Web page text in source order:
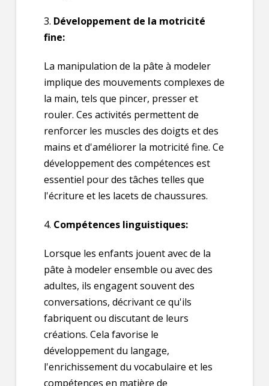
3. Développement de la motricité
fine:
La manipulation de la pâte à modeler
implique des mouvements complexes de
la main, tels que pincer, presser et
rouler. Ces activités permettent de
renforcer les muscles des doigts et des
mains et d'améliorer la motricité fine. Ce
développement des compétences est
essentiel pour des tâches telles que
l'écriture et les lacets de chaussures.
4. Compétences linguistiques:
Lorsque les enfants jouent avec de la
pâte à modeler ensemble ou avec des
adultes, ils engagent souvent des
conversations, décrivant ce qu'ils
fabriquent ou discutant de leurs
créations. Cela favorise le
développement du langage,
l'enrichissement du vocabulaire et les
compétences en matière de